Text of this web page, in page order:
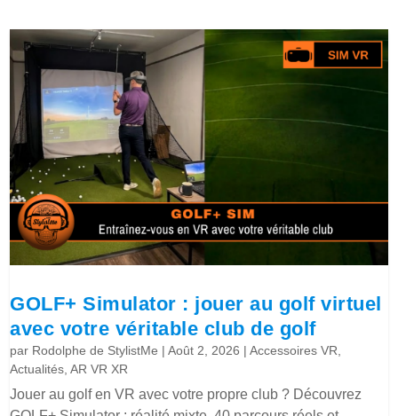
GOLF+ Simulator : jouer au golf virtuel
avec votre véritable club de golf
par Rodolphe de StylistMe |Août 2, 2026 |Accessoires VR,
Actualités,AR VR XR
Jouer au golf en VR avec votre propre club ? Découvrez